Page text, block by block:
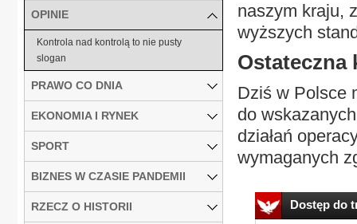
naszym kraju,
wyższych
Ostateczna
Dziś w Polsce
do
działań
wymaganych
Dostęp do
OPINIE
Kontrola nad kontrolą to nie pusty
slogan
PRAWO CO DNIA
EKONOMIA I RYNEK
SPORT
BIZNES W CZASIE PANDEMII
RZECZ O HISTORII